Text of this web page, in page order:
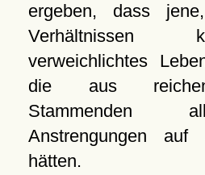
ergeben, dass
Verhältnissen
verweichlichtes
die aus reichen
Stammenden
Anstrengungen
hätten.